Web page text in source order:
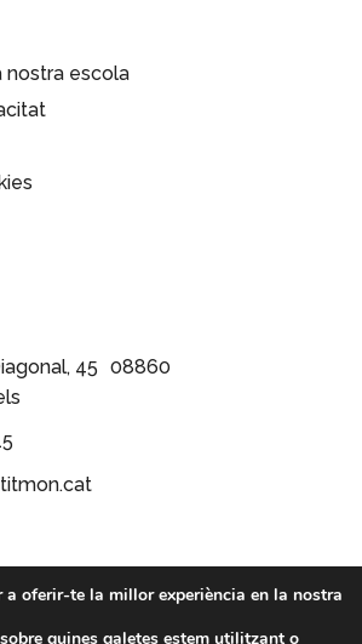
nostra escola
45 08860
a oferir-te la millor experiència en la nostra
quines galetes estem utilitzant o